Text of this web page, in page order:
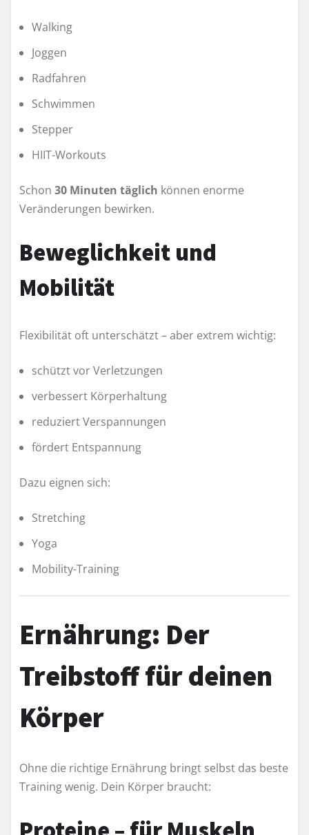
Walking
Joggen
Radfahren
Schwimmen
Stepper
HIIT-Workouts
Schon 30 Minuten täglich können enorme
Veränderungen bewirken.
Beweglichkeit und
Mobilität
Flexibilität oft unterschätzt – aber extrem wichtig:
schützt vor Verletzungen
verbessert Körperhaltung
reduziert Verspannungen
fördert Entspannung
Dazu eignen sich:
Stretching
Yoga
Mobility-Training
Ernährung: Der
Treibstoff für deinen
Körper
Ohne die richtige Ernährung bringt selbst das beste
Training wenig. Dein Körper braucht: